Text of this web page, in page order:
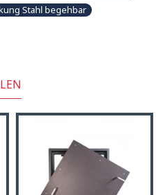
Stahl begehbar